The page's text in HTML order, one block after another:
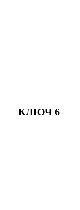
КЛЮЧ 6